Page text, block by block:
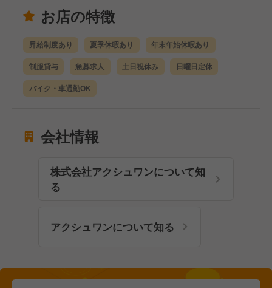
お店の特徴
昇給制度あり 夏季休暇あり 年末年始休暇あり
制服貸与 急募求人 土日祝休み 日曜日定休
バイク・車通勤OK
会社情報
株式会社アクシュワンについて知
る
アクシュワンについて知る